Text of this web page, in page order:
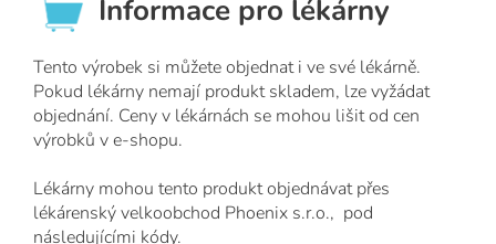
Informace pro lékárny
Tento výrobek si můžete objednat i ve své lékárně.
Pokud lékárny nemají produkt skladem, lze vyžádat
objednání. Ceny v lékárnách se mohou lišit od cen
výrobků v e-shopu.
Lékárny mohou tento produkt objednávat přes
lékárenský velkoobchod Phoenix s.r.o., pod
následujícími kódy.